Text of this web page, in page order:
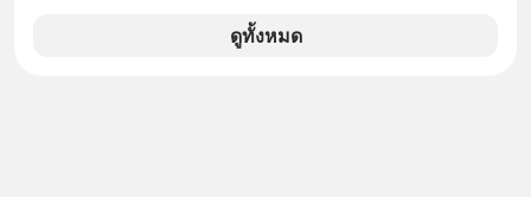
ผ่าน Apple Podcast :
รู้ตัวเรา” จากช่องชื่อว่า UNHEARD
ดูทั้งหมด